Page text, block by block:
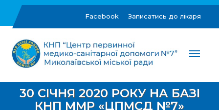
content
Facebook Записатись до лікаря
ЦПМСД №7 м.Миколаїв
первинної медико-санітарної допомоги №7"
Миколаївської міської ради
30 СІЧНЯ 2020 РОКУ НА БАЗІ
КНП ММР «ЦПМСД №7»